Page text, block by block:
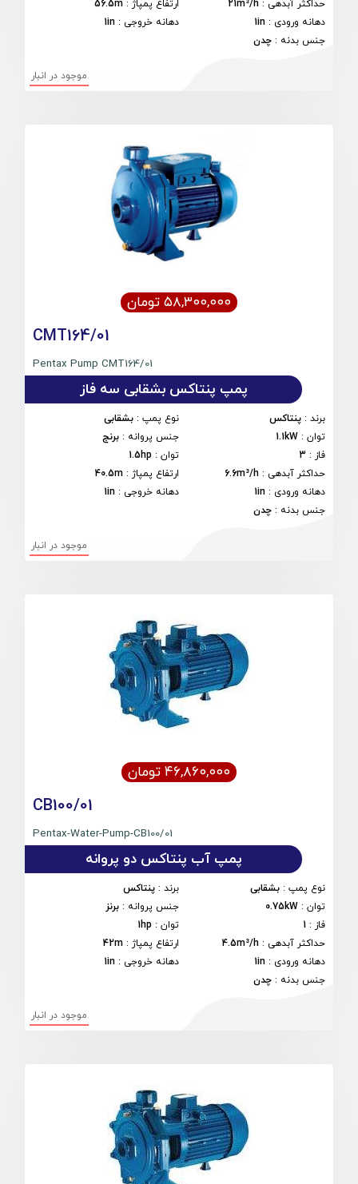
حداکثر آبدهی :
21m³/h ارتفاع پمپاژ :
56.5m
دهانه ورودی :
1in دهانه خروجی :
1in
جنس بدنه : چدن
موجود در انبار
۵۸,۳۰۰,۰۰۰ تومان
CMT164/01
Pentax Pump CMT164/01
پمپ پنتاکس بشقابی سه فاز
برند : پنتاکس نوع پمپ: بشقابی
توان :
1.1kW جنس پروانه : برنج
فاز :
3 توان:
1.5hp
حداکثر آبدهی :
6.6m³/h ارتفاع پمپاژ :
40.5m
دهانه ورودی :
1in دهانه خروجی :
1in
جنس بدنه : چدن
موجود در انبار
۴۶,۸۶۰,۰۰۰ تومان
CB100/01
Pentax-Water-Pump-CB100/01
پمپ آب پنتاکس دو پروانه
نوع پمپ : بشقابی برند: پنتاکس
توان :
0.75kW جنس پروانه : برنز
فاز :
1 توان:
1hp
حداکثر آبدهی :
4.5m³/h ارتفاع پمپاژ :
42m
دهانه ورودی :
1in دهانه خروجی :
1in
جنس بدنه : چدن
موجود در انبار